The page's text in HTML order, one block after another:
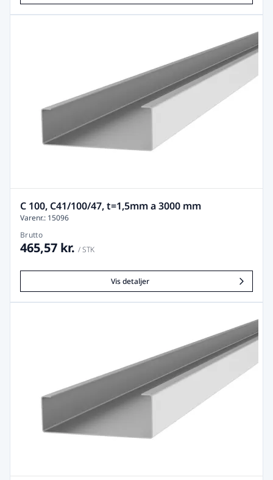
C 100, C41/100/47, t=1,5mm a 3000 mm
Varenr.: 15096
Brutto
465,57 kr. / STK
Vis detaljer